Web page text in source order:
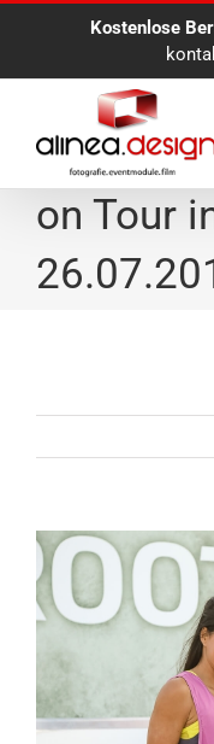
Kostenlose
on Tour
View
Larger
Image